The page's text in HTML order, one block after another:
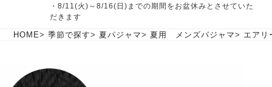
敏感肌用
パジャマ
入院・介護
胸が目立たない
ィース
パジャマ
夏パジャマ特集 つくるパジャマとは
・8/11(火)～8/16(日)までの期間をお盆休みとさせていた
だきます
HOME 季節で探す 夏パジャマ 夏用 メンズパジャマ エアリ